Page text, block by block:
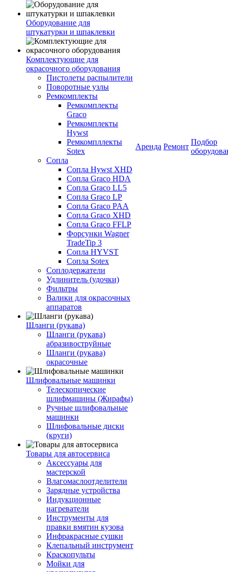
Оборудование для
штукатурки и шпаклевки
Комплектующие для
окрасочного оборудования
Пистолеты распылители
Поворотные узлы
Ремкомплекты
Ремкомплекты
Graco
Ремкомплекты
Hywst
Ремкомпллекты
Sotex
Сопла
Сопла Hywst XHD
Сопла Graco HDA
Сопла Graco LL5
Сопла Graco LP
Сопла Graco PAA
Сопла Graco XHD
Сопла Graco FFLP
Форсунки Wagner
TradeTip 3
Сопла HYVST
Сопла Sotex
Соплодержатели
Удлинитель (удочки)
Фильтры
Валики для окрасочных
аппаратов
Шланги (рукава)
Шланги (рукава)
абразивоструйные
Шланги (рукава)
окрасочные
Шлифовальные машинки
Телескопические
шлифмашины (Жирафы)
Ручные шлифовальные
машинки
Шлифовальные диски
(круги)
Товары для автосервиса
Аксессуары для
мастерской
Влагомаслоотделители
Зарядные устройства
Индукционные
нагреватели
Инструменты для
правки вмятин кузова
Инфракрасные сушки
Клепальный инструмент
Краскопульты
Мойки для
Аренда Ремонт
Подбор